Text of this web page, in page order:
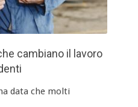
cambiano il lavoro
data che molti